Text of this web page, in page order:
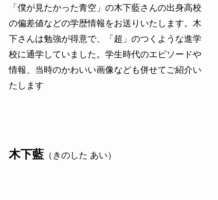
「僕が見たかった青空」の木下藍さんの出身高校
の偏差値などの学歴情報をお送りいたします。木
下さんは勉強が得意で、「超」のつくような進学
校に通学していました。学生時代のエピソードや
情報、当時のかわいい画像なども併せてご紹介い
たします
木下藍（きのした あい）